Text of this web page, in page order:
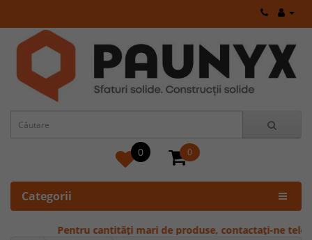
0 0
Categorii
Pentru cantități mari de produse, contactați-ne